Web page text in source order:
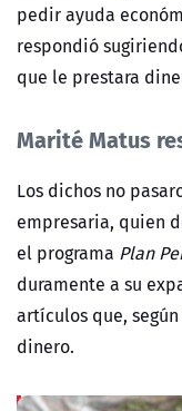
pedir ayuda
respondió
que le prestara
Marité Matus
Los dichos no
empresaria, quien
el programa Plan
duramente a su
artículos que,
dinero.